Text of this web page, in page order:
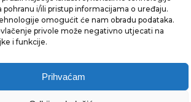
pohranu i/ili pristup informacijama o uređaju.
omogućit će nam obradu podataka.
privole može negativno utjecati na
i funkcije.
Prihvaćam
REPUBLIKA HRVATSKA